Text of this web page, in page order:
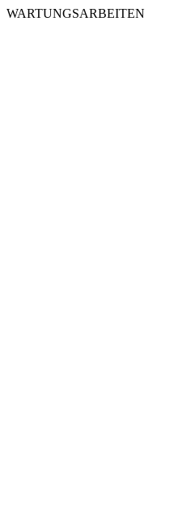
WARTUNGSARBEITEN